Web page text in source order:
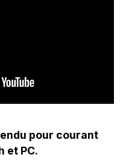
pour courant
et PC.